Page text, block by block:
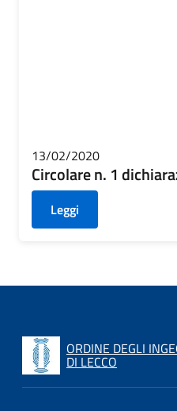
13/02/2020
Circolare n. 1
Leggi
ORDINE DEGLI
DI LECCO